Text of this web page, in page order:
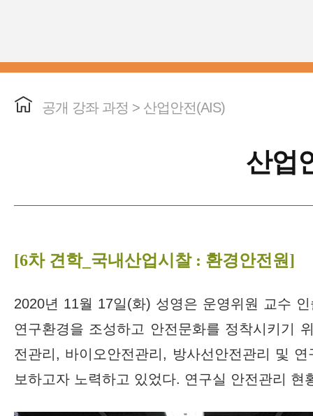
공개 강좌 과정 > 산업안전(AIS)
산업
[6차 견학_국내산업시찰 : 환경안전원]
2020년 11월 17일(화) 성영은 운영위원 교수
연구환경을 조성하고 안전문화를 정착시키기
전관리, 바이오안전관리, 방사선안전관리 및
보하고자 노력하고 있었다. 연구실 안전관리